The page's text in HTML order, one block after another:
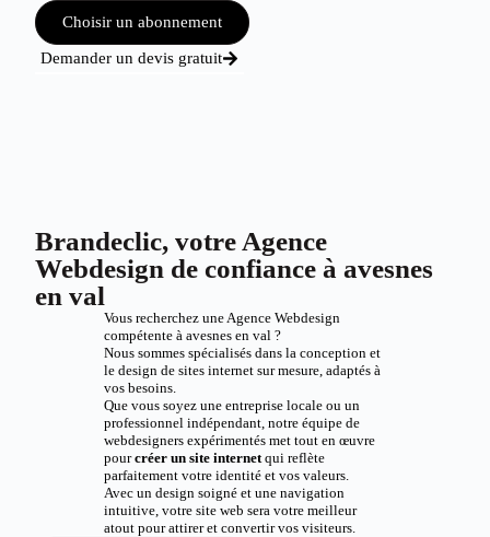
Choisir un abonnement
Demander un devis gratuit
Brandeclic, votre Agence
Webdesign de confiance à avesnes
en val
Vous recherchez une Agence Webdesign
compétente à avesnes en val ?
Nous sommes spécialisés dans la conception et
le design de sites internet sur mesure, adaptés à
vos besoins.
Que vous soyez une entreprise locale ou un
professionnel indépendant, notre équipe de
webdesigners expérimentés met tout en œuvre
pourcréer un site internetqui reflète
parfaitement votre identité et vos valeurs.
Avec un design soigné et une navigation
intuitive, votre site web sera votre meilleur
atout pour attirer et convertir vos visiteurs.